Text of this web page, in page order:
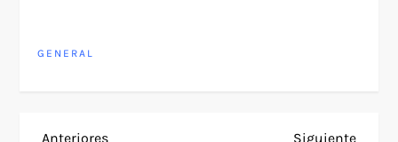
GENERAL
Entrada
Anteriores
Siguiente